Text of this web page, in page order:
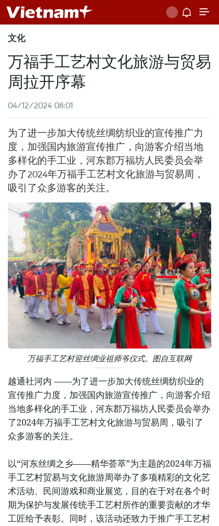
文化
万福手工艺村文化旅游与贸易
周拉开序幕
04/12/2024 08:01
为了进一步加大传统丝绸纺织业的宣传推广力
度，加强国内旅游宣传推广，向游客介绍当地
多样化的手工业，河东郡万福坊人民委员会举
办了2024年万福手工艺村文化旅游与贸易周，
吸引了众多游客的关注。
万福手工艺村迎丝绸业祖师爷仪式。图自互联网
越通社河内 ——为了进一步加大传统丝绸纺织业的
宣传推广力度，加强国内旅游宣传推广，向游客介绍
当地多样化的手工业，河东郡万福坊人民委员会举办
了2024年万福手工艺村文化旅游与贸易周，吸引了
众多游客的关注。
以“河东丝绸之乡——精华荟萃”为主题的2024年万福
手工艺村贸易与文化旅游周举办了多项精彩的文化艺
术活动、民间游戏和商业展览，目的在于对在各个时
期为保护与发展传统手工艺村所作的重要贡献的才华
工匠给予表彰。同时，该活动还致力于推广手工艺村